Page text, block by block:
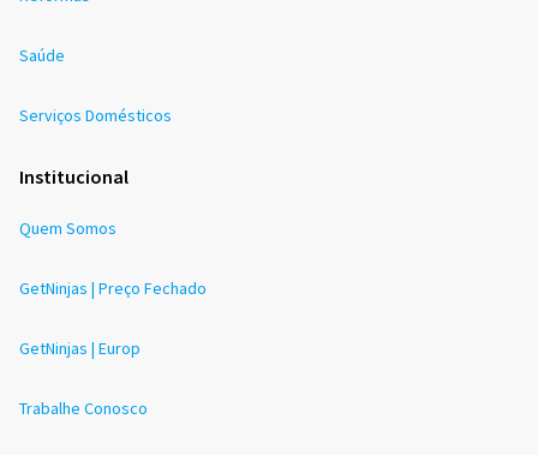
Saúde
Serviços Domésticos
Institucional
Quem Somos
GetNinjas | Preço Fechado
GetNinjas | Europ
Trabalhe Conosco